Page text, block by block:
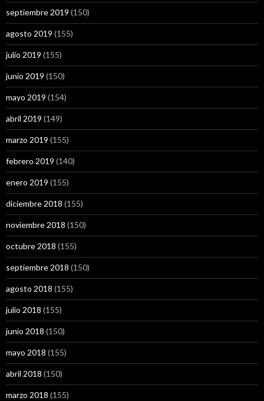
septiembre 2019 (150)
agosto 2019 (155)
julio 2019 (155)
junio 2019 (150)
mayo 2019 (154)
abril 2019 (149)
marzo 2019 (155)
febrero 2019 (140)
enero 2019 (155)
diciembre 2018 (155)
noviembre 2018 (150)
octubre 2018 (155)
septiembre 2018 (150)
agosto 2018 (155)
julio 2018 (155)
junio 2018 (150)
mayo 2018 (155)
abril 2018 (150)
marzo 2018 (155)